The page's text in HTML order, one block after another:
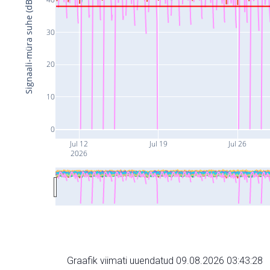
Jul 12
2026
Jul 19 Jul 26
0
10
20
30
Signaali-müra suhe (dB)
Graafik viimati uuendatud 09.08.2026 03:43:28